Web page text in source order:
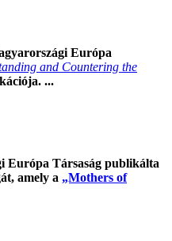
Európa
and Countering the
...
Európa Társaság publikálta
amely a „Mothers of